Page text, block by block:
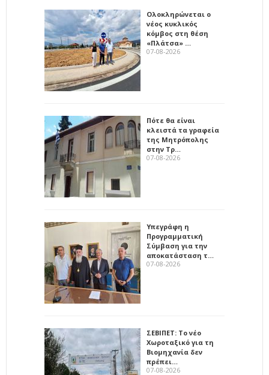
Ολοκληρώνεται ο
νέος κυκλικός
κόμβος στη θέση
«Πλάτσα» …
07-08-2026
Πότε θα είναι
κλειστά τα γραφεία
της Μητρόπολης
στην Τρ…
07-08-2026
Υπεγράφη η
Προγραμματική
Σύμβαση για την
αποκατάσταση τ…
07-08-2026
ΣΕΒΙΠΕΤ: Το νέο
Χωροταξικό για τη
Βιομηχανία δεν
πρέπει…
07-08-2026